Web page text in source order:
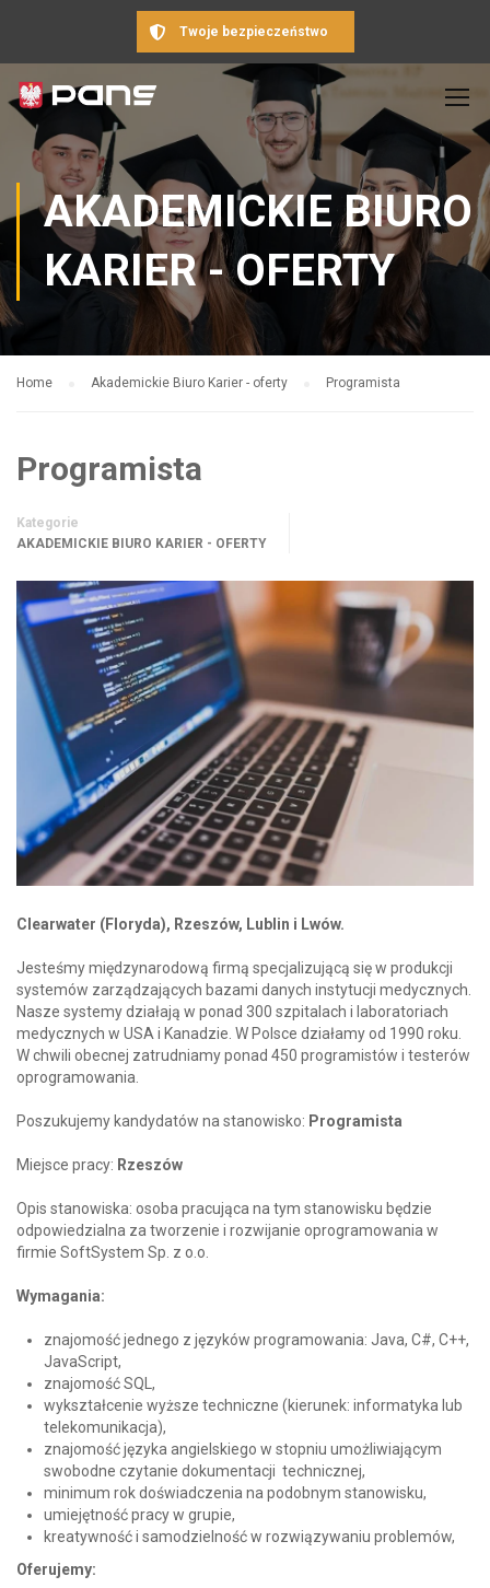
Twoje bezpieczeństwo
AKADEMICKIE BIURO
KARIER - OFERTY
Home Akademickie Biuro Karier - oferty Programista
Programista
Kategorie
AKADEMICKIE BIURO KARIER - OFERTY
Clearwater (Floryda), Rzeszów, Lublin i Lwów.
Jesteśmy międzynarodową firmą specjalizującą się w produkcji
systemów zarządzających bazami danych instytucji medycznych.
Nasze systemy działają w ponad 300 szpitalach i laboratoriach
medycznych w USA i Kanadzie. W Polsce działamy od 1990 roku.
W chwili obecnej zatrudniamy ponad 450 programistów i testerów
oprogramowania.
Poszukujemy kandydatów na stanowisko: Programista
Miejsce pracy: Rzeszów
Opis stanowiska: osoba pracująca na tym stanowisku będzie
odpowiedzialna za tworzenie i rozwijanie oprogramowania w
firmie SoftSystem Sp. z o.o.
Wymagania:
znajomość jednego z języków programowania: Java, C#, C++,
JavaScript,
znajomość SQL,
wykształcenie wyższe techniczne (kierunek: informatyka lub
telekomunikacja),
znajomość języka angielskiego w stopniu umożliwiającym
swobodne czytanie dokumentacji technicznej,
minimum rok doświadczenia na podobnym stanowisku,
umiejętność pracy w grupie,
kreatywność i samodzielność w rozwiązywaniu problemów,
Oferujemy: